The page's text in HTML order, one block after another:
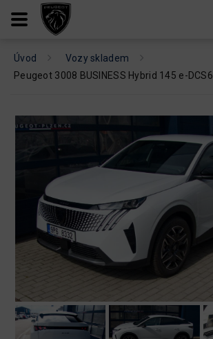
Úvod
Vozy skladem
Peugeot 3008 BUSINESS Hybrid 145 e-DCS6